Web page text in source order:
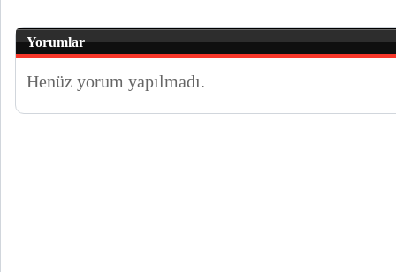
Yorumlar
Henüz yorum yapılmadı.